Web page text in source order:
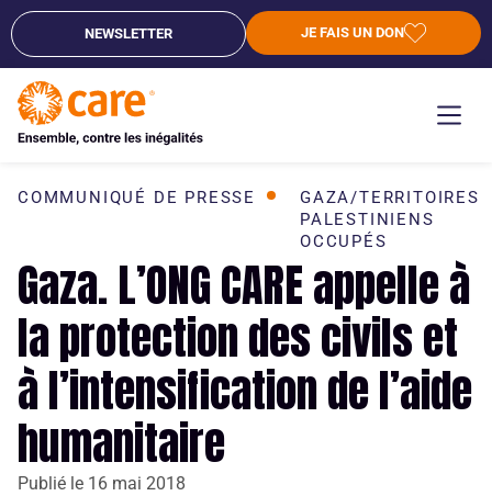
NEWSLETTER JE FAIS UN DON
COMMUNIQUÉ DE PRESSE
GAZA/TERRITOIRES
PALESTINIENS
OCCUPÉS
Gaza. L’ONG CARE appelle à
la protection des civils et
à l’intensification de l’aide
humanitaire
Publié le 16 mai 2018